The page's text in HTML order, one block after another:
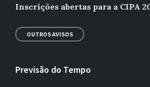
Inscrições abertas para a CIPA
OUTROS AVISOS
Previsão do Tempo